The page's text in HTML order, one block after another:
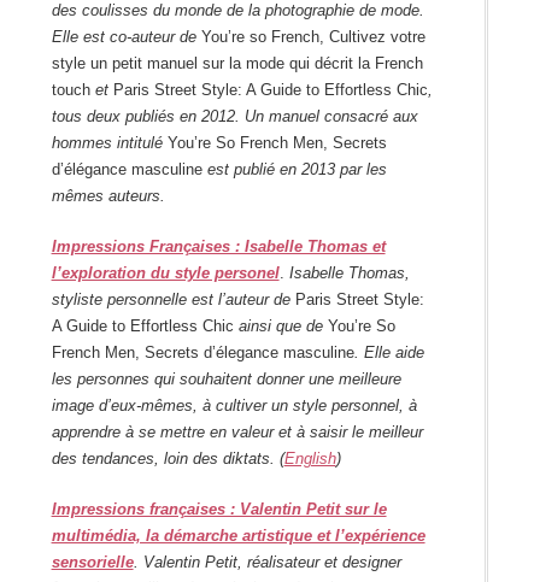
des coulisses du monde de la photographie de mode.
Elle est co-auteur de You’re so French, Cultivez votre
style un petit manuel sur la mode qui décrit la French
touchet Paris Street Style: A Guide to Effortless Chic,
tous deux publiés en 2012. Un manuel consacré aux
hommes intitulé You’re So French Men, Secrets
d’élégance masculineest publié en 2013 par les
mêmes auteurs.
Impressions Françaises : Isabelle Thomas et
l’exploration du style personel. Isabelle Thomas,
styliste personnelle est l’auteur de Paris Street Style:
A Guide to Effortless Chic ainsi que de You’re So
French Men, Secrets d’élegance masculine. Elle aide
les personnes qui souhaitent donner une meilleure
image d’eux-mêmes, à cultiver un style personnel, à
apprendre à se mettre en valeur et à saisir le meilleur
des tendances, loin des diktats. (English)
Impressions françaises : Valentin Petit sur le
multimédia, la démarche artistique et l’expérience
sensorielle. Valentin Petit, réalisateur et designer